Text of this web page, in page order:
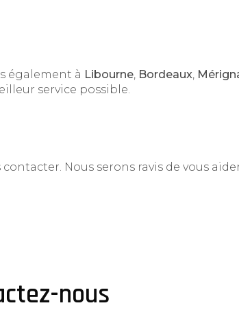
également à Libourne Bordeaux
service possible.
Nous serons ravis de vous
nous